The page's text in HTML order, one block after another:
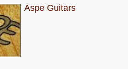
Aspe Guitars